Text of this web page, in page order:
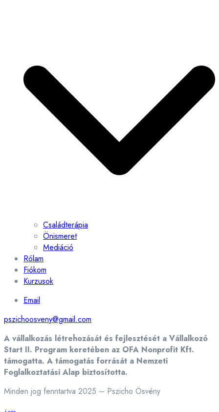
Családterápia
Önismeret
Mediáció
Rólam
Fiókom
Kurzusok
Email
pszichoosveny@gmail.com
A vállalkozás létrehozását és fejlesztését a Vállalkozó
Start II. Program keretében az OFA Nonprofit Kft.
támogatta. A támogatás forrását a Nemzeti
Foglalkoztatási Alap biztosította.
Minden jog fenntartva 2025 – Pszicho Ösvény